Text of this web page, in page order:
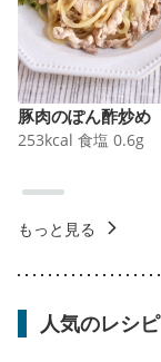
豚肉のぽん酢炒め
253kcal 食塩 0.6g
もっと見る
人気のレシピ